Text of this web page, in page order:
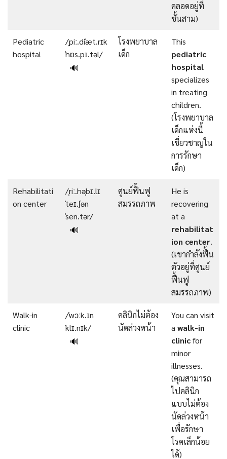
คลอดอยู่ที่
ชั้นสาม)
Pediatric
hospital
/ˌpiː.diˈæt.rɪk
ˈhɒs.pɪ.təl/
🔊
โรงพยาบาล
เด็ก
This
pediatric
hospital
specializes
in treating
children.
(โรงพยาบาล
เด็กแห่งนี้
เชี่ยวชาญใน
การรักษา
เด็ก)
Rehabilitati
on center
/ˌriː.həˌbɪ.lɪ
ˈteɪ.ʃən
ˈsen.tər/
🔊
ศูนย์ฟื้นฟู
สมรรถภาพ
He is
recovering
at a
rehabilitat
ion center.
(เขากำลังฟื้น
ตัวอยู่ที่ศูนย์
ฟื้นฟู
สมรรถภาพ)
Walk-in
clinic
/ˈwɔːk.ɪn
ˈklɪ.nɪk/
🔊
คลินิกไม่ต้อง
นัดล่วงหน้า
You can visit
a walk-in
clinicfor
minor
illnesses.
(คุณสามารถ
ไปคลินิก
แบบไม่ต้อง
นัดล่วงหน้า
เพื่อรักษา
โรคเล็กน้อย
ได้)